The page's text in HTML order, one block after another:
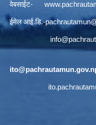
वेबसाईट-
ईमेल आई.डि.-